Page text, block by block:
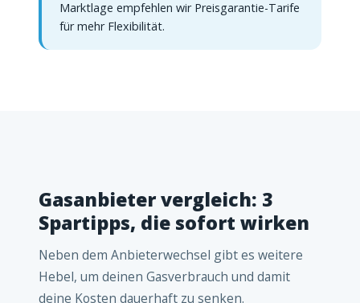
Marktlage empfehlen wir Preisgarantie-Tarife
für mehr Flexibilität.
Gasanbieter vergleich: 3
Spartipps, die sofort wirken
Neben dem Anbieterwechsel gibt es weitere
Hebel, um deinen Gasverbrauch und damit
deine Kosten dauerhaft zu senken.